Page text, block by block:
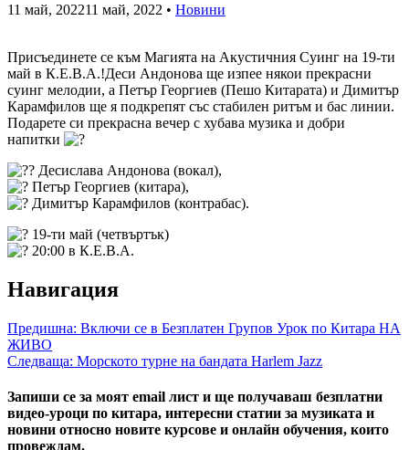
11 май, 202211 май, 2022 • Новини
Присъединете се към Магията на Акустичния Суинг на 19-ти
май в К.Е.В.А.!Деси Андонова ще изпее някои прекрасни
суинг мелодии, а Петър Георгиев (Пешо Китарата) и Димитър
Карамфилов ще я подкрепят със стабилен ритъм и бас линии.
Подарете си прекрасна вечер с хубава музика и добри
напитки
Десислава Андонова (вокал),
Петър Георгиев (китара),
Димитър Карамфилов (контрабас).
19-ти май (четвъртък)
20:00 в К.Е.В.А.
Навигация
Предишна: Включи се в Безплатен Групов Урок по Китара НА
ЖИВО
Следваща: Морското турне на бандата Harlem Jazz
Запиши се за моят email лист и ще получаваш безплатни
видео-уроци по китара, интересни статии за музиката и
новини относно новите курсове и онлайн обучения, които
провеждам.